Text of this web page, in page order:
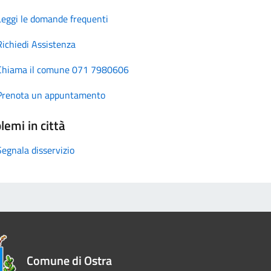
le domande frequenti
Assistenza
il comune 071 7980606
un appuntamento
in città
disservizio
Comune di Ostra